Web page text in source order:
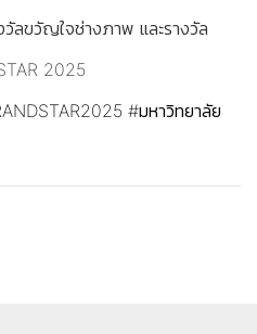
วัลขวัญใจช่างภาพ และรางวัล
2025
#มหาวิทยาลัย